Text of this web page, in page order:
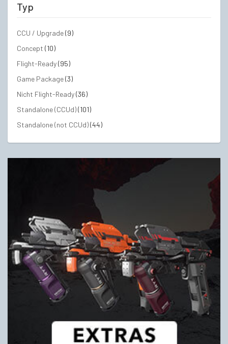
Typ
CCU / Upgrade(9)
Concept (10)
Flight-Ready(95)
Game Package(3)
Nicht Flight-Ready(36)
Standalone (CCUd)(101)
Standalone (not CCUd)(44)